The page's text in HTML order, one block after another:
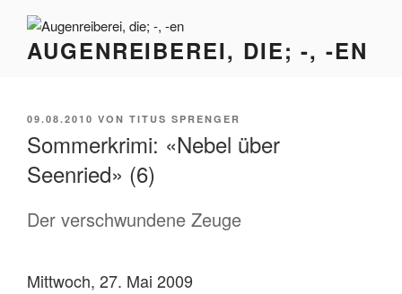
Inhalt
springen
AUGENREIBEREI, DIE; -, -EN
VERÖFFENTLICHT
AM
09.08.2010 VON TITUS SPRENGER
Sommerkrimi: «Nebel über
Seenried» (6)
Der verschwundene Zeuge
Mittwoch, 27. Mai 2009